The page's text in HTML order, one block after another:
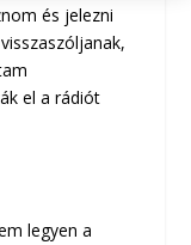
és jelezni
el a rádiót
legyen a